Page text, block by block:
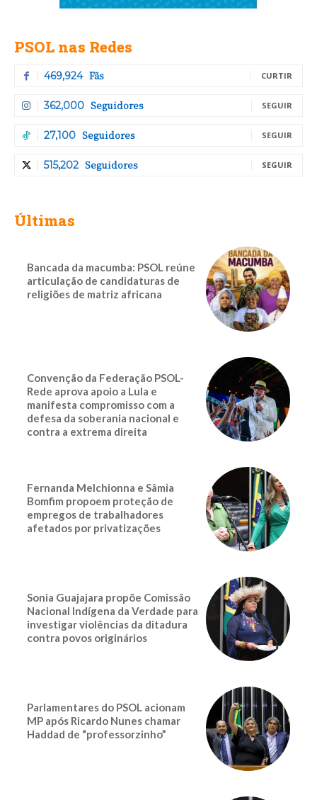
PSOL nas Redes
469,924 Fãs CURTIR
362,000 Seguidores SEGUIR
27,100 Seguidores SEGUIR
515,202 Seguidores SEGUIR
Últimas
Bancada da macumba: PSOL reúne
articulação de candidaturas de
religiões de matriz africana
Convenção da Federação PSOL-
Rede aprova apoio a Lula e
manifesta compromisso com a
defesa da soberania nacional e
contra a extrema direita
Fernanda Melchionna e Sâmia
Bomfim propoem proteção de
empregos de trabalhadores
afetados por privatizações
Sonia Guajajara propõe Comissão
Nacional Indígena da Verdade para
investigar violências da ditadura
contra povos originários
Parlamentares do PSOL acionam
MP após Ricardo Nunes chamar
Haddad de “professorzinho”